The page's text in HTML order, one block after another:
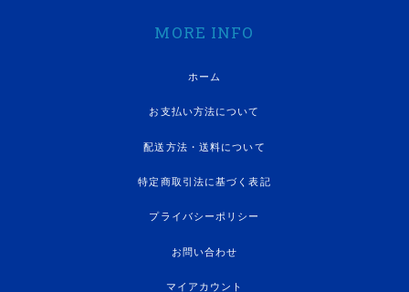
MORE INFO
ホーム
お支払い方法について
配送方法・送料について
特定商取引法に基づく表記
プライバシーポリシー
お問い合わせ
マイアカウント